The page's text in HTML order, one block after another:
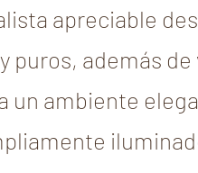
apreciable
puros, además
un ambiente